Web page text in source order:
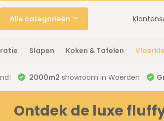
Alle categorieën
Slapen Koken & Tafelen
2000m2 showroom in Woerden
Ontdek de luxe